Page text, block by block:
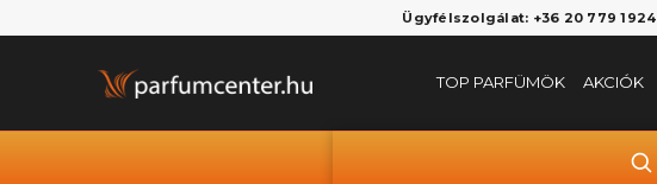
Ügyfélszolgálat: +36 20 779 1924
TOP PARFÜMÖK AKCIÓK